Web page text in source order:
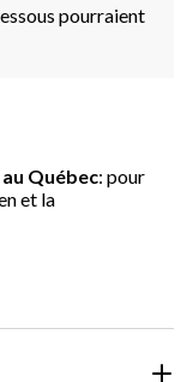
pourraient
Québec: pour
et la